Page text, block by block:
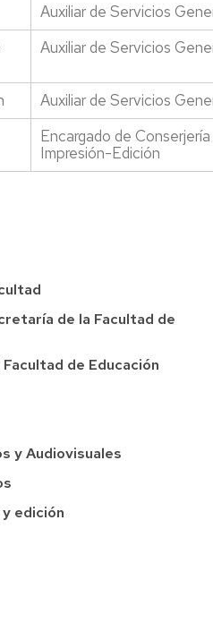
Auxiliar de Servicios
Auxiliar de Servicios
Auxiliar de Servicios
Encargado de
Impresión-Edición
de la Facultad de
de Educación
y Audiovisuales
edición